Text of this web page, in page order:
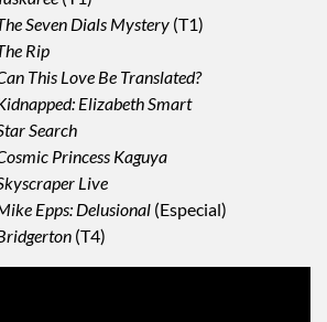
Seven Dials Mystery (T1)
Rip
This Love Be Translated?
Elizabeth Smart
Search
Princess Kaguya
Live
Epps: Delusional (Especial)
(T4)